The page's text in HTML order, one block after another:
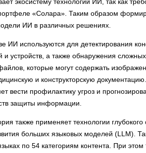
«Солара». Таким образом
ИИ в различных решениях.
ИИ используются для детектирования
и устройств, а также обнаружения
которые могут содержать
и конструкторскую
вести профилактику угроз и
защиты информации.
также применяет технологии
больших языковых моделей (LLM).
по 54 категориям контента. При